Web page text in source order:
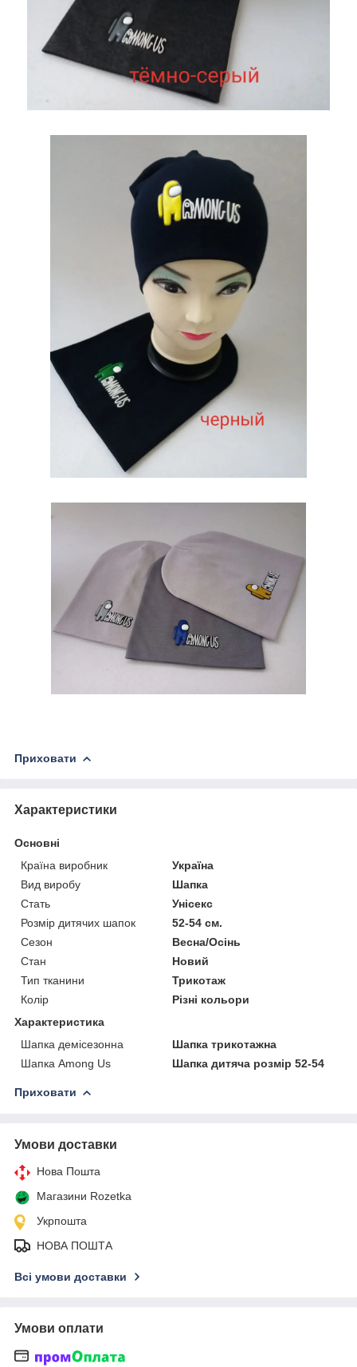
Приховати
Характеристики
Основні
Країна виробник
Україна
Вид виробу
Шапка
Стать
Унісекс
Розмір дитячих шапок
52-54 см.
Сезон
Весна/Осінь
Стан
Новий
Тип тканини
Трикотаж
Колір
Різні кольори
Характеристика
Шапка демісезонна
Шапка трикотажна
Шапка Among Us
Шапка дитяча розмір 52-54
Приховати
Умови доставки
Нова Пошта
Магазини Rozetka
Укрпошта
НОВА ПОШТА
Всі умови доставки
Умови оплати